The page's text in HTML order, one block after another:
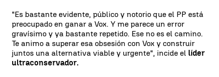
"Es bastante evidente, público y notorio que el PP está
preocupado en ganar a Vox. Y me parece un error
gravísimo y ya bastante repetido. Ese no es el camino.
Te animo a superar esa obsesión con Vox y construir
juntos una alternativa viable y urgente", incide el líder
ultraconservador.